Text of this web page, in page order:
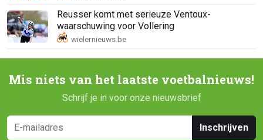
Reusser komt met serieuze Ventoux-
waarschuwing voor Vollering
Mis niets van het laatste voetbalnieuws!
Schrijf je in voor onze nieuwsbrief
Inschrijven